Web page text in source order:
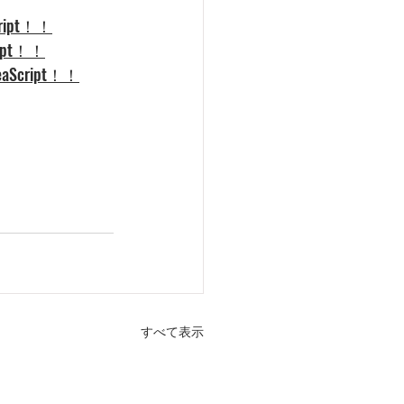
！！
！！
！！
すべて表示